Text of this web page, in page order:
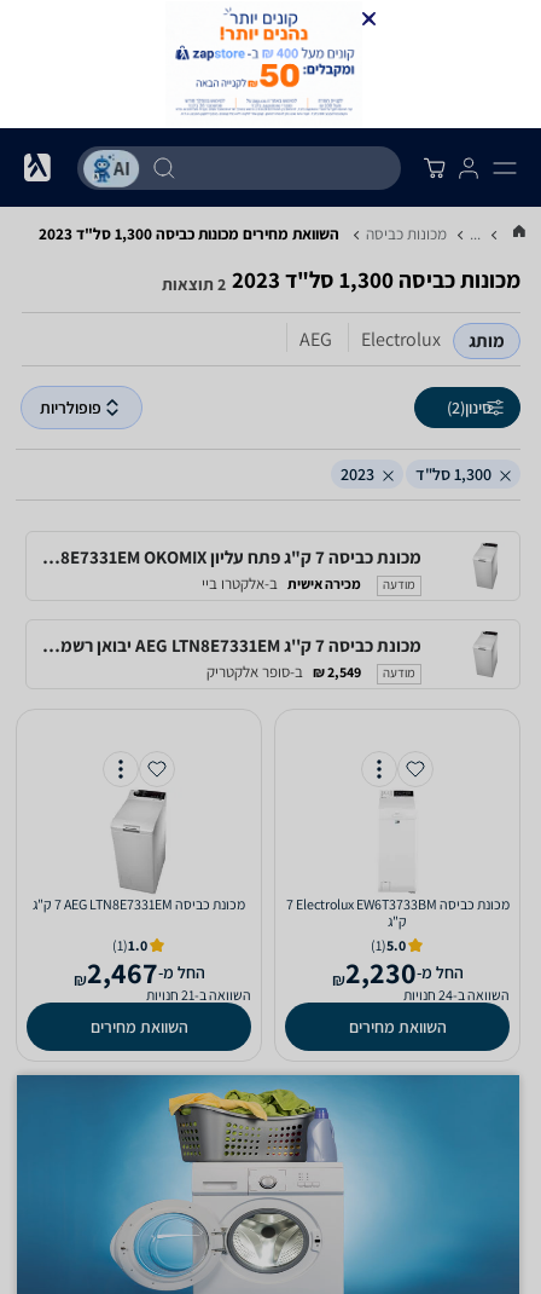
... מכונות כביסה השוואת מחירים מכונות כביסה ‏1,300 ‏סל"ד ‏2023
מכונות כביסה ‏1,300 ‏סל"ד ‏2023 2 תוצאות
מותג Electrolux
AEG
סינון(2) פופולריות
1,300 סל"ד 2023
מכונת כביסה 7 ק"ג פתח עליון AEG LTN8E7331EM OKOMIX
מודעה מכירה אישית ב-אלקטרו ביי
מכונת כביסה 7 ק''ג AEG LTN8E7331EM יבואן רשמי מינליין אחריות VIP מורחבת
מודעה 2,549 ₪ ב-סופר אלקטריק
מכונת כביסה Electrolux EW6T3733BM ‏7
‏ק"ג
5.0
(1)
‫החל מ-2,230
₪
השוואה ב-24 חנויות
השוואת מחירים
מכונת כביסה AEG LTN8E7331EM ‏7 ‏ק"ג
1.0
(1)
‫החל מ-2,467
₪
השוואה ב-21 חנויות
השוואת מחירים